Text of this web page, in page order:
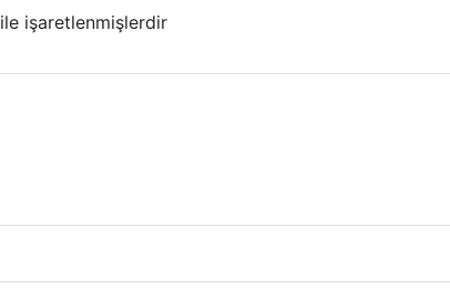
ile işaretlenmişlerdir